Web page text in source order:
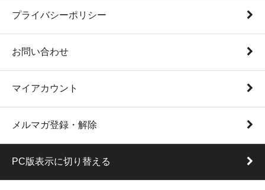
プライバシーポリシー
お問い合わせ
マイアカウント
メルマガ登録・解除
PC版表示に切り替える